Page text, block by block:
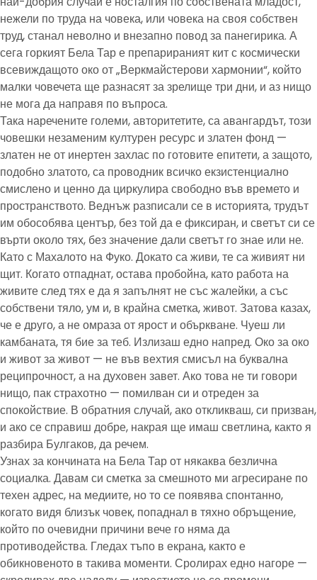
нежели по труда на човека, или човека на своя собствен
труд, станал неволно и внезапно повод за панегирика. А
сега горкият Бела Тар е препарираният кит с космически
всевиждащото око от „Веркмайстерови хармонии“, който
малки човечета ще разнасят за зрелище три дни, и аз нищо
не мога да направя по въпроса.
Така наречените големи, авторитетите, са авангардът, този
човешки незаменим културен ресурс и златен фонд —
златен не от инертен захлас по готовите епитети, а защото,
подобно златото, са проводник всичко екзистенциално
смислено и ценно да циркулира свободно във времето и
пространството. Веднъж разписали се в историята, трудът
им обособява център, без той да е фиксиран, и светът си се
върти около тях, без значение дали светът го знае или не.
Като с Махалото на Фуко. Докато са живи, те са живият ни
щит. Когато отпаднат, остава пробойна, като работа на
живите след тях е да я запълнят не със жалейки, а със
собствени тяло, ум и, в крайна сметка, живот. Затова казах,
че е друго, а не омраза от ярост и объркване. Чуеш ли
камбаната, тя бие за теб. Излизаш едно напред. Око за око
и живот за живот — не във вехтия смисъл на буквална
реципрочност, а на духовен завет. Ако това не ти говори
нищо, пак страхотно — помилван си и отреден за
спокойствие. В обратния случай, ако откликваш, си призван,
и ако се справиш добре, накрая ще имаш светлина, както я
разбира Булгаков, да речем.
Узнах за кончината на Бела Тар от някаква безлична
социалка. Давам си сметка за смешното ми агресиране по
техен адрес, на медиите, но то се появява спонтанно,
когато видя близък човек, попаднал в тяхно обръщение,
който по очевидни причини вече го няма да
противодейства. Гледах тъпо в екрана, както е
обикновеното в такива моменти. Сролирах едно нагоре —